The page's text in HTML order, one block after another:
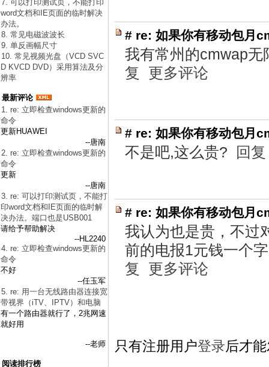
7. 可以打印测试页，不能打印
word文档和IE页面的临时解决
办法。
8. 常见电磁波波长
9. 单反画幅尺寸
10. 常见视频光盘（VCD SVC
D KVCD DVD）采用算法及分
辨率
最新评论
1. re: 立即检查windows更新的
命令
更新HUAWEI
--唐南
2. re: 立即检查windows更新的
命令
更新
--唐南
3. re: 可以打印测试页，不能打
印word文档和IE页面的临时解
决办法。端口也是USB001
请给予帮助解决
--HL2240
4. re: 立即检查windows更新的
命令
不好
--任玉军
5. re: 用一台无线路由器连接宽
带视界（iTV、IPTV）和电脑
有一个路由器就行了，2兆网速
就好用
--老师
阅读排行榜
# re: 如果你有移动包月
我有常州的cmwap
复
更多评论
# re: 如果你有移动包月
不是吧,这么贵? 回复
# re: 如果你有移动包月
我认为也是贵，不过
前的电报1元钱一个
复
更多评论
只有注册用户登录后才